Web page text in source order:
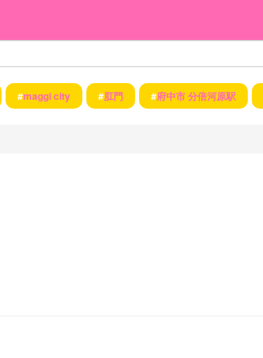
#maggi city #肛門 #府中市 分倍河原駅